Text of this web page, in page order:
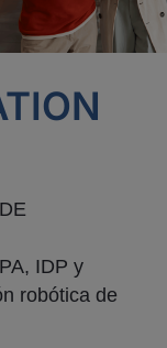
IDP y
robótica de